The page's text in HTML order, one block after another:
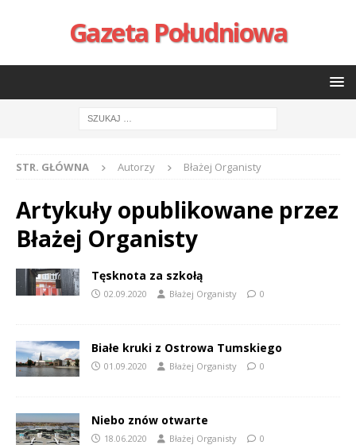
Gazeta Południowa
STR. GŁÓWNA Autorzy Błażej Organisty
Artykuły opublikowane przez
Błażej Organisty
Tęsknota za szkołą
02.09.2020 Błażej Organisty 0
Białe kruki z Ostrowa Tumskiego
01.09.2020 Błażej Organisty 0
Niebo znów otwarte
18.06.2020 Błażej Organisty 0